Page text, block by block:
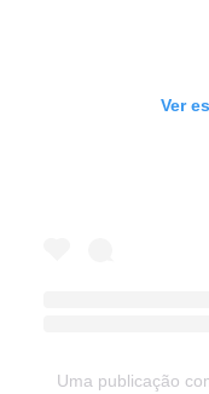
Ver
Uma publicação